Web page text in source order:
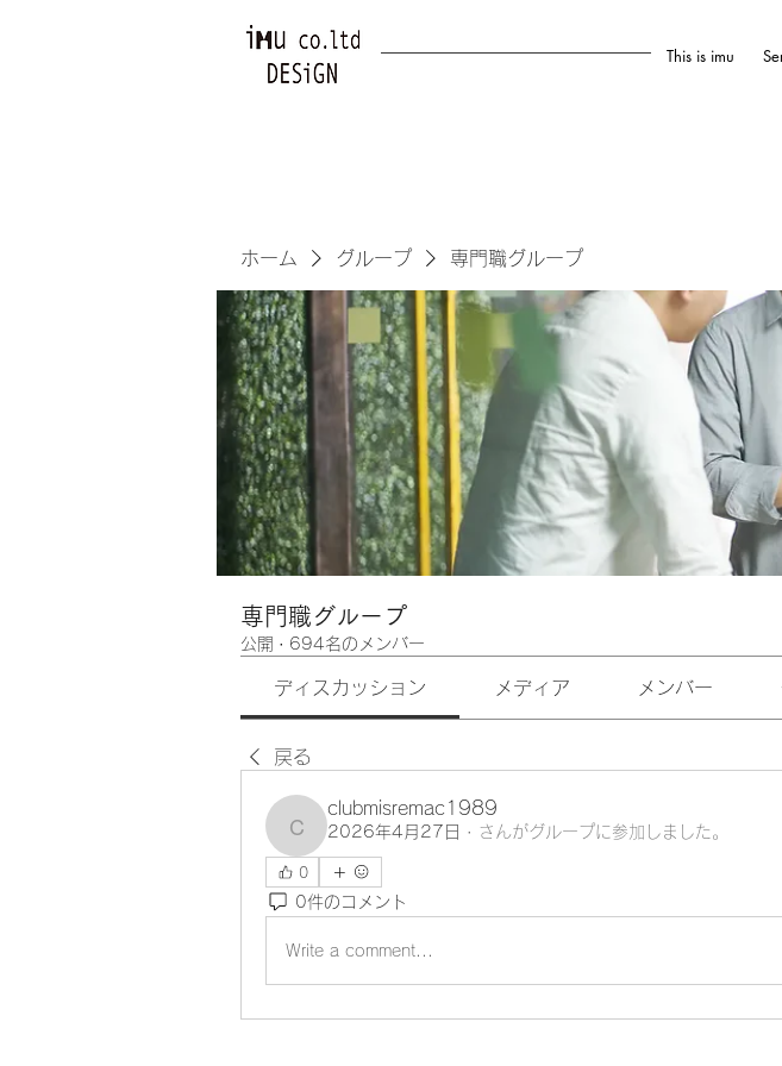
This is imu
ホーム グループ 専門職グループ
専門職グループ
公開 · 694名のメンバー
ディスカッション メディア メンバー
戻る
clubmisremac1989
clubmisremac1989
2026年4月27日 · さんがグループに参加しました。
0
0件のコメント
Write a comment...